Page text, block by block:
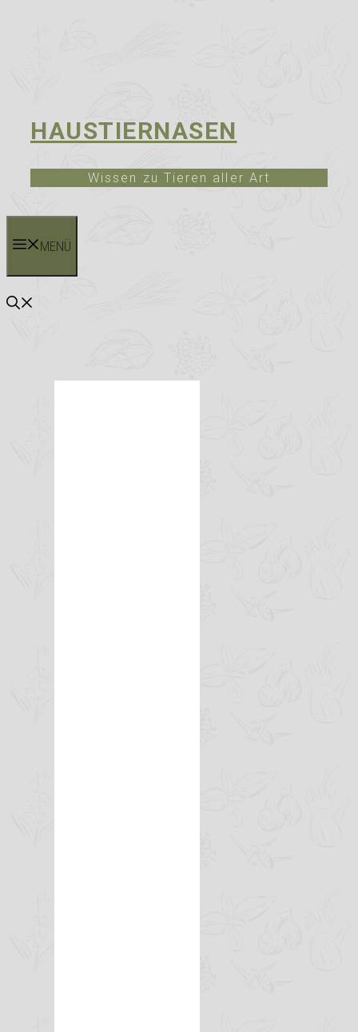
HAUSTIERNASEN
Wissen zu Tieren aller Art
MENÜ